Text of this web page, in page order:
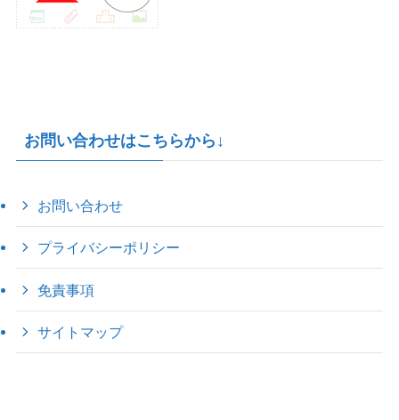
お問い合わせはこちらから↓
お問い合わせ
プライバシーポリシー
免責事項
サイトマップ